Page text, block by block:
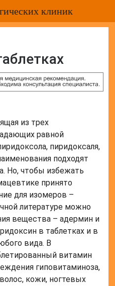
клиник
из трех
равной
пиридоксаля,
подходят
Но, чтобы избежать
принято
для изомеров –
литературе можно
вещества – адермин и
в таблетках и в
вида. В
витамин
гиповитаминоза,
кожи, ногтевых